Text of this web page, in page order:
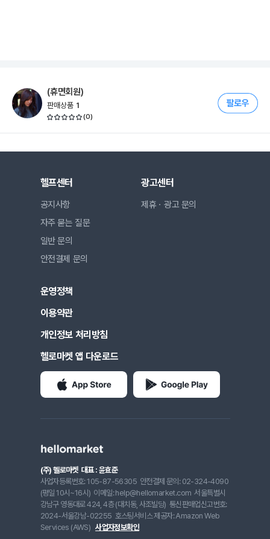
(휴면회원)
판매상품 1
(0)
헬프센터
공지사항
자주 묻는 질문
일반 문의
안전결제 문의
광고센터
제휴ㆍ광고 문의
운영정책
이용약관
개인정보 처리방침
헬로마켓 앱 다운로드
(주) 헬로마켓 대표 : 윤효준
사업자등록번호: 105-87-56305 안전결제 문의: 02-324-4090
(평일 10시~16시) 이메일: help@hellomarket.com 서울특별시
강남구 영동대로 424, 4층 (대치동, 사조빌딩) 통신판매업신고번호:
2024-서울강남-02255 호스팅서비스 제공자: Amazon Web
Services (AWS) 사업자정보확인